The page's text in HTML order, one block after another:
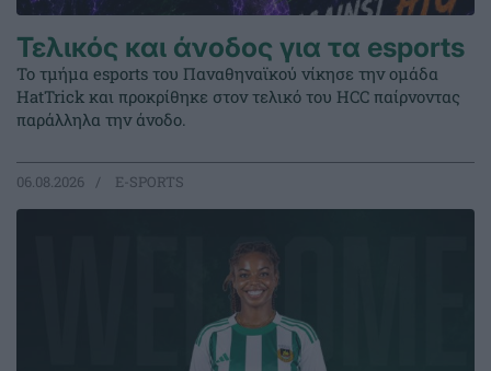
Τελικός και άνοδος για τα esports
Το τμήμα esports του Παναθηναϊκού νίκησε την ομάδα
HatTrick και προκρίθηκε στον τελικό του HCC παίρνοντας
παράλληλα την άνοδο.
06.08.2026 E-SPORTS